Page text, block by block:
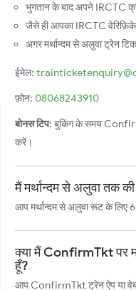
भुगतान के बाद अपने IRCTC
जैसे ही आपका IRCTC
अगर मर्थान्दम से अलुवा ट्रेन
ईमेल:
फ़ोन: 08068243910
बोनस टिप: बुकिंग के समय
करें।
मैं मर्थान्दम से अलुवा तक
आप मर्थान्दम से अलुवा रूट के
क्या मैं ConfirmTkt पर
हूँ?
आप ConfirmTkt ट्रेन ऐप या